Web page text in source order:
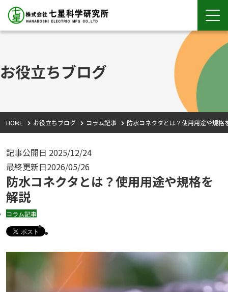
お役立ちブログ
HOME お役立ちブログ コラム記事 防水コネクタとは？使用用途や規格
記事公開日 2025/12/24
最終更新日2026/05/26
防水コネクタとは？使用用途や規格を
解説
コラム記事